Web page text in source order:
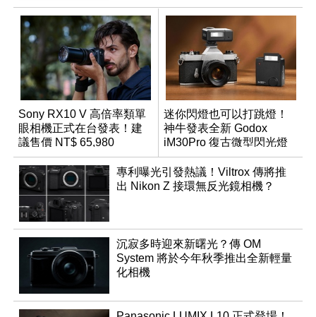
Sony RX10 V 高倍率類單
眼相機正式在台發表！建
議售價 NT$ 65,980
迷你閃燈也可以打跳燈！
神牛發表全新 Godox
iM30Pro 復古微型閃光燈
專利曝光引發熱議！Viltrox 傳將推
出 Nikon Z 接環無反光鏡相機？
沉寂多時迎來新曙光？傳 OM
System 將於今年秋季推出全新輕量
化相機